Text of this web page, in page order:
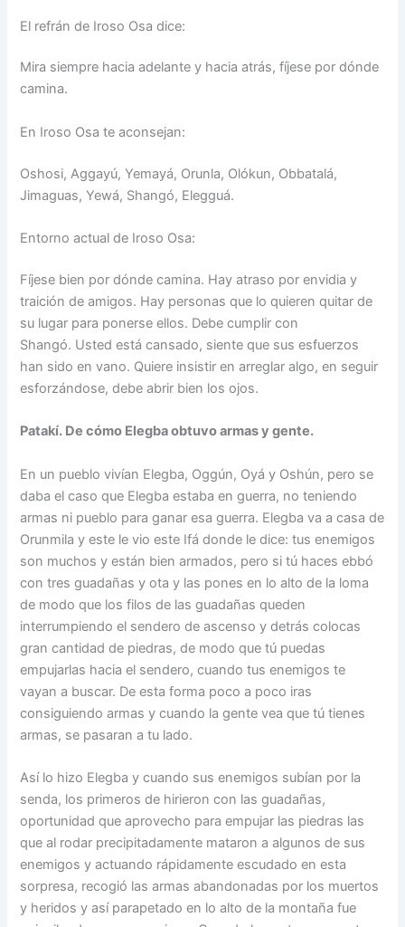
El refrán de Iroso Osa dice:
Mira siempre hacia adelante y hacia atrás, fíjese por dónde
camina.
En Iroso Osa te aconsejan:
Oshosi, Aggayú, Yemayá, Orunla, Olókun, Obbatalá,
Jimaguas, Yewá, Shangó, Elegguá.
Entorno actual de Iroso Osa:
Fíjese bien por dónde camina. Hay atraso por envidia y
traición de amigos. Hay personas que lo quieren quitar de
su lugar para ponerse ellos. Debe cumplir con
Shangó. Usted está cansado, siente que sus esfuerzos
han sido en vano. Quiere insistir en arreglar algo, en seguir
esforzándose, debe abrir bien los ojos.
Patakí. De cómo Elegba obtuvo armas y gente.
En un pueblo vivían Elegba, Oggún, Oyá y Oshún, pero se
daba el caso que Elegba estaba en guerra, no teniendo
armas ni pueblo para ganar esa guerra. Elegba va a casa de
Orunmila y este le vio este Ifá donde le dice: tus enemigos
son muchos y están bien armados, pero si tú haces ebbó
con tres guadañas y ota y las pones en lo alto de la loma
de modo que los filos de las guadañas queden
interrumpiendo el sendero de ascenso y detrás colocas
gran cantidad de piedras, de modo que tú puedas
empujarlas hacia el sendero, cuando tus enemigos te
vayan a buscar. De esta forma poco a poco iras
consiguiendo armas y cuando la gente vea que tú tienes
armas, se pasaran a tu lado.
Así lo hizo Elegba y cuando sus enemigos subían por la
senda, los primeros de hirieron con las guadañas,
oportunidad que aprovecho para empujar las piedras las
que al rodar precipitadamente mataron a algunos de sus
enemigos y actuando rápidamente escudado en esta
sorpresa, recogió las armas abandonadas por los muertos
y heridos y así parapetado en lo alto de la montaña fue